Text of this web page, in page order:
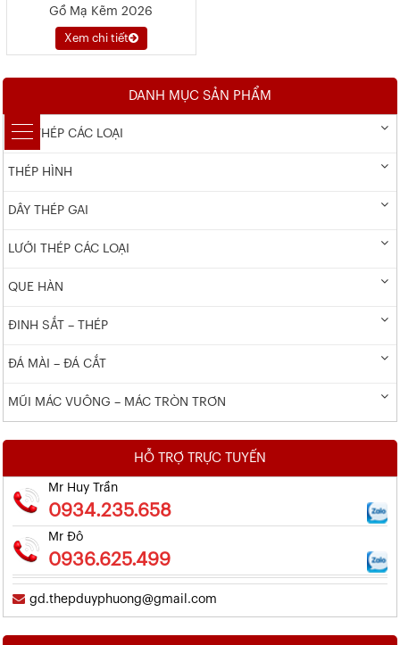
Gồ Mạ Kẽm 2026
Xem chi tiết
DANH MỤC SẢN PHẨM
DÂY THÉP CÁC LOẠI
THÉP HÌNH
DÂY THÉP GAI
LƯỚI THÉP CÁC LOẠI
QUE HÀN
ĐINH SẮT – THÉP
ĐÁ MÀI – ĐÁ CẮT
MŨI MÁC VUÔNG – MÁC TRÒN TRƠN
HỖ TRỢ TRỰC TUYẾN
Mr Huy Trần
0934.235.658
Mr Đô
0936.625.499
gd.thepduyphuong@gmail.com